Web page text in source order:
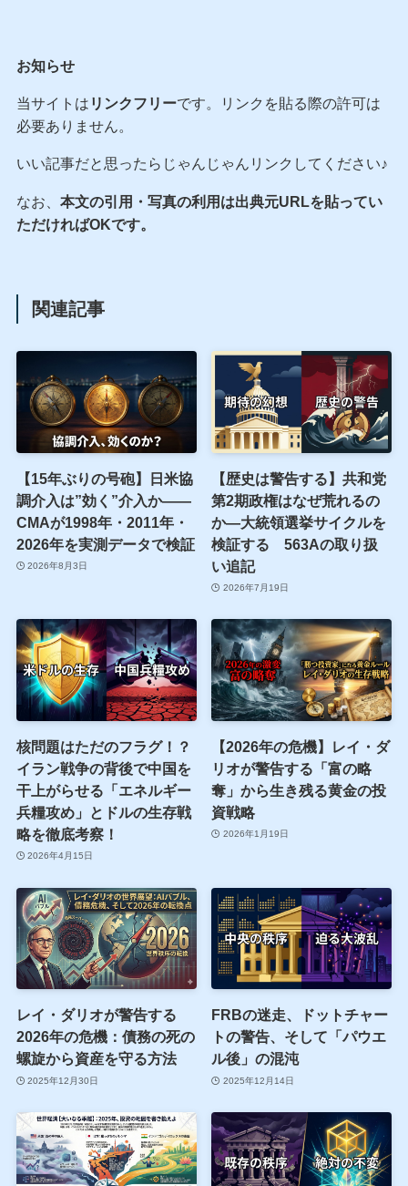
お知らせ
当サイトは リンクフリーです。リンクを貼る際の許可は
必要ありません。
いい記事だと思ったらじゃんじゃんリンクしてください♪
なお、 本文の引用・写真の利用は出典元URLを貼ってい
ただければOKです。
関連記事
【15年ぶりの号砲】日米協
調介入は”効く”介入か——
CMAが1998年・2011年・
2026年を実測データで検証
2026年8月3日
【歴史は警告する】共和党
第2期政権はなぜ荒れるの
か—大統領選挙サイクルを
検証する 563Aの取り扱
い追記
2026年7月19日
核問題はただのフラグ！？
イラン戦争の背後で中国を
干上がらせる「エネルギー
兵糧攻め」とドルの生存戦
略を徹底考察！
2026年4月15日
【2026年の危機】レイ・ダ
リオが警告する「富の略
奪」から生き残る黄金の投
資戦略
2026年1月19日
レイ・ダリオが警告する
2026年の危機：債務の死の
螺旋から資産を守る方法
2025年12月30日
FRBの迷走、ドットチャー
トの警告、そして「パウエ
ル後」の混沌
2025年12月14日